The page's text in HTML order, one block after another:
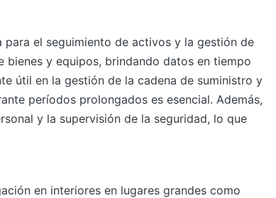
el seguimiento de activos y la gestión de
y equipos, brindando datos en tiempo
útil en la gestión de la cadena de suministro y
períodos prolongados es esencial. Además,
y la supervisión de la seguridad, lo que
en interiores en lugares grandes como